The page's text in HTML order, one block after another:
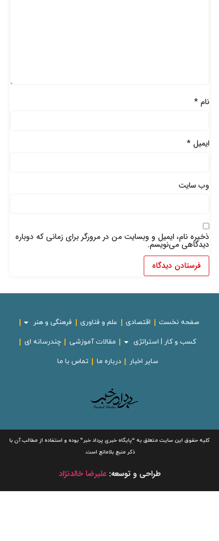
نام*
ایمیل*
وب‌ سایت
ذخیره نام، ایمیل و وبسایت من در مرورگر برای زمانی که دوباره
دیدگاهی می‌نویسم.
صفحه نخست اقتصادی علم و فناوری فرهنگی و هنر
کسب و کار | استراتژی مقالات آموزشی چندرسانه ای
سایر اخبار درباره ما تماس با ما
کلیه حقوق این سایت متعلق به“پایگاه خبریپرداد خبر”بوده و استفاده از مطالب آن با
ذکر منبع بلامانع است.
طراحی و توسعه:علیرضا خالدنژاد